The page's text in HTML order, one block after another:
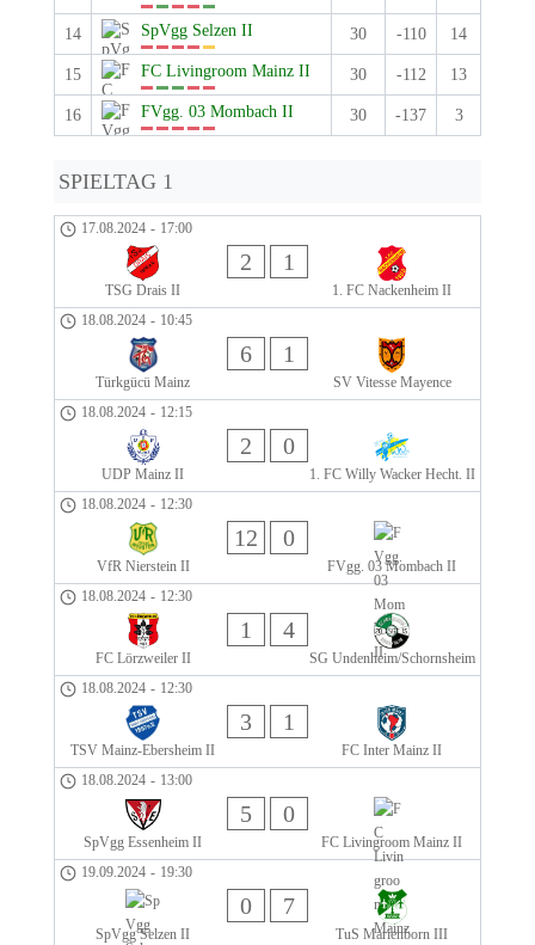
14 SpVgg Selzen II 30 -110 14
15 FC Livingroom Mainz II 30 -112 13
16 FVgg. 03 Mombach II 30 -137 3
SPIELTAG 1
17.08.2024 - 17:00
TSG Drais II
2 1
1. FC Nackenheim II
18.08.2024 - 10:45
Türkgücü Mainz
6 1
SV Vitesse Mayence
18.08.2024 - 12:15
UDP Mainz II
2 0
1. FC Willy Wacker Hecht. II
18.08.2024 - 12:30
VfR Nierstein II
12 0
FVgg. 03 Mombach II
18.08.2024 - 12:30
FC Lörzweiler II
1 4
SG Undenheim/Schornsheim
18.08.2024 - 12:30
TSV Mainz-Ebersheim II
3 1
FC Inter Mainz II
18.08.2024 - 13:00
SpVgg Essenheim II
5 0
FC Livingroom Mainz II
19.09.2024 - 19:30
SpVgg Selzen II
0 7
TuS Marienborn III